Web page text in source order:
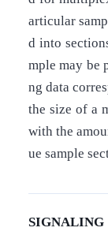
articular
d into
mple may be
ng data
the size of a
with the
ue sample
SIGNALING